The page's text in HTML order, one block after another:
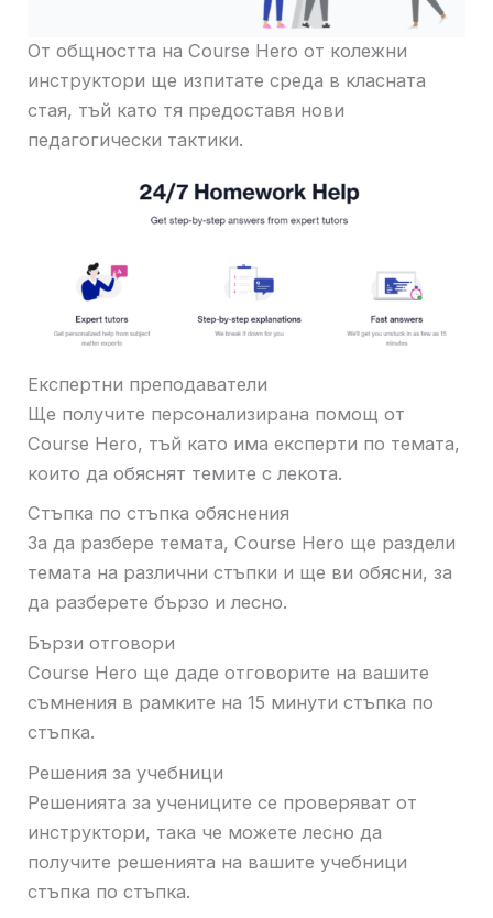
От общността на Course Hero от колежни
инструктори ще изпитате среда в класната
стая, тъй като тя предоставя нови
педагогически тактики.
Експертни преподаватели
Ще получите персонализирана помощ от
Course Hero, тъй като има експерти по темата,
които да обяснят темите с лекота.
Стъпка по стъпка обяснения
За да разбере темата, Course Hero ще раздели
темата на различни стъпки и ще ви обясни, за
да разберете бързо и лесно.
Бързи отговори
Course Hero ще даде отговорите на вашите
съмнения в рамките на 15 минути стъпка по
стъпка.
Решения за учебници
Решенията за учениците се проверяват от
инструктори, така че можете лесно да
получите решенията на вашите учебници
стъпка по стъпка.